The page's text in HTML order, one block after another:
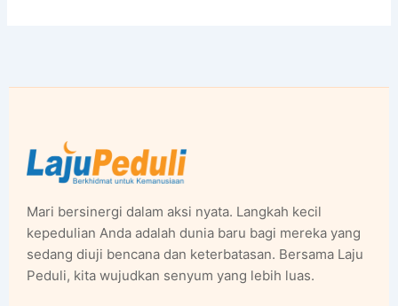
Mari bersinergi dalam aksi nyata. Langkah kecil
kepedulian Anda adalah dunia baru bagi mereka yang
sedang diuji bencana dan keterbatasan. Bersama Laju
Peduli, kita wujudkan senyum yang lebih luas.